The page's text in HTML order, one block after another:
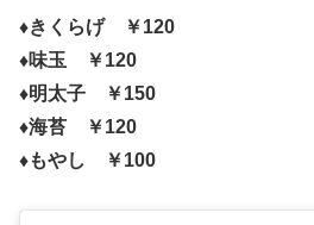
♦きくらげ ￥120
♦味玉 ￥120
♦明太子 ￥150
♦海苔 ￥120
♦もやし ￥100